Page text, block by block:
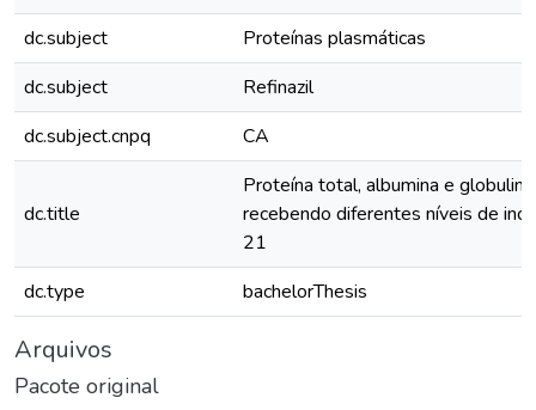
dc.subject
Proteínas plasmáticas
dc.subject
Refinazil
dc.subject.cnpq
CA
dc.title
Proteína total, albumina e
recebendo diferentes níveis de
21
dc.type
bachelorThesis
Arquivos
Pacote original